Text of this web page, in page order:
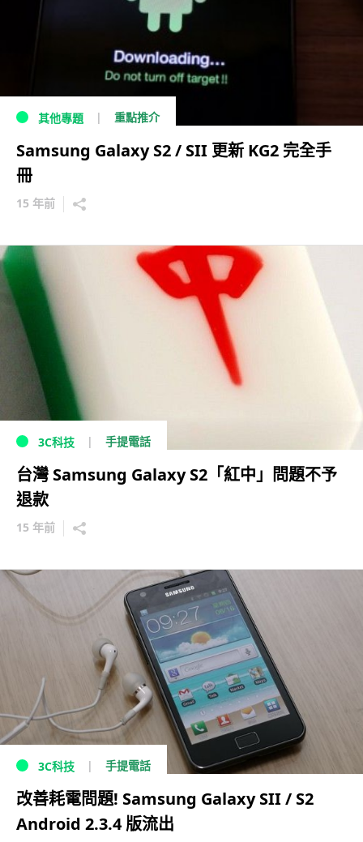
其他專題 重點推介
Samsung Galaxy S2 / SII 更新 KG2 完全手
冊
15 年前
3C科技 手提電話
台灣 Samsung Galaxy S2「紅中」問題不予
退款
15 年前
3C科技 手提電話
改善耗電問題! Samsung Galaxy SII / S2
Android 2.3.4 版流出